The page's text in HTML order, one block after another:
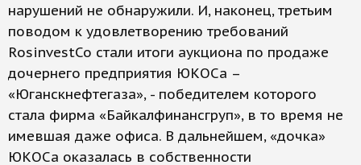
нарушений не обнаружили. И, наконец, третьим
поводом к удовлетворению требований
RosinvestCo стали итоги аукциона по продаже
дочернего предприятия ЮКОСа –
«Юганскнефтегаза», - победителем которого
стала фирма «Байкалфинансгруп», в то время не
имевшая даже офиса. В дальнейшем, «дочка»
ЮКОСа оказалась в собственности